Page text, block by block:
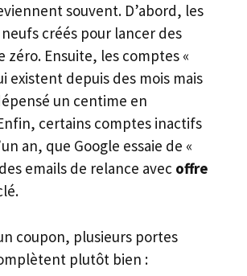
souvent. D’abord, les
créés pour lancer des
zéro. Ensuite, les comptes «
existent depuis des mois mais
un centime en
certains comptes inactifs
an, que Google essaie de «
emails de relance avec offre
coupon, plusieurs portes
plutôt bien :